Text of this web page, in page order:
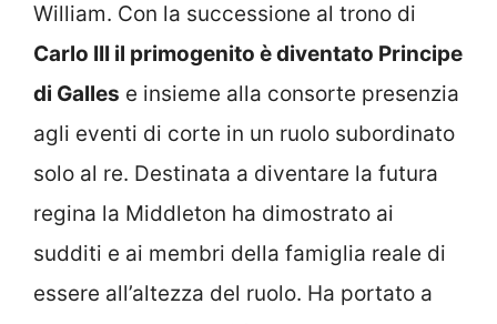
William. Con la successione al trono di
Carlo III il primogenito è diventato Principe
di Galles e insieme alla consorte presenzia
agli eventi di corte in un ruolo subordinato
solo al re. Destinata a diventare la futura
regina la Middleton ha dimostrato ai
sudditi e ai membri della famiglia reale di
essere all’altezza del ruolo. Ha portato a